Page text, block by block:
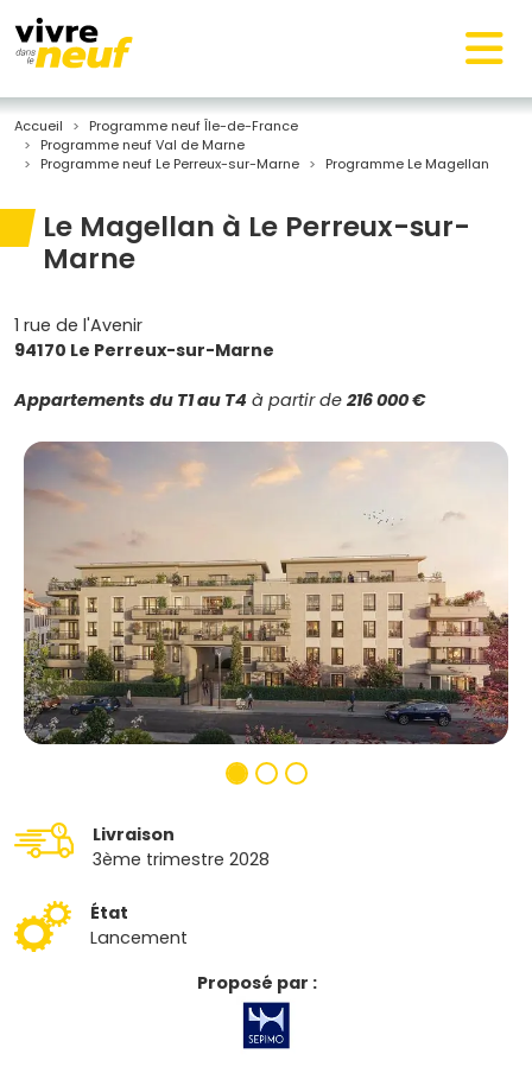
Accueil
Programme neuf Île-de-France
Programme neuf Val de Marne
Programme neuf Le Perreux-sur-Marne
Programme Le Magellan
Le Magellan à Le Perreux-sur-
Marne
1 rue de l'Avenir
94170 Le Perreux-sur-Marne
Appartements du T1 au T4 à partir de 216 000 €
Livraison
3ème trimestre 2028
État
Lancement
Proposé par :